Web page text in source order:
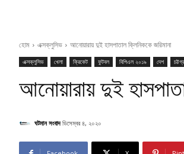
হোম এক্সক্লুসিভ আনোয়ারায় দুই হাসপাতাল ক্লিনিককে জরিমানা
এক্সক্লুসিভ খেলা ক্রিকেট ফুটবল বিপিএল ২০১৯ দেশ
আনোয়ারায় দুই
ঘটমান সংবাদ ডিসেম্বর ৪, ২০২০